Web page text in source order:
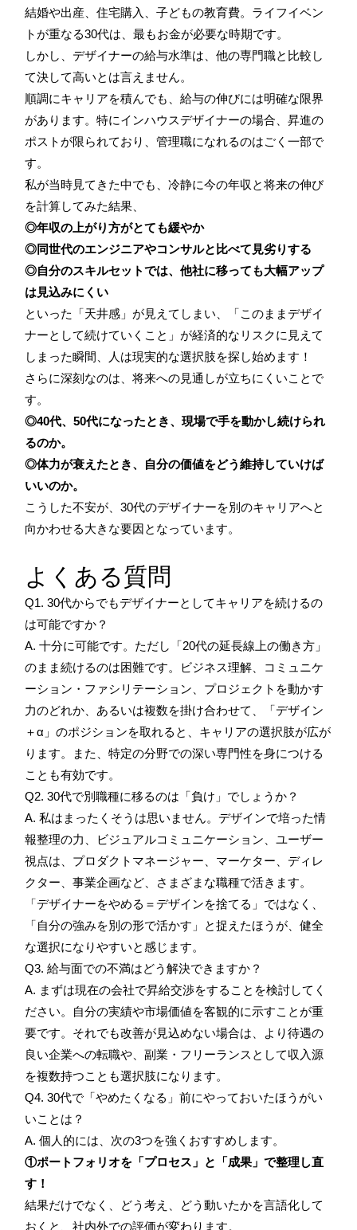
結婚や出産、住宅購入、子どもの教育費。ライフイベン
トが重なる30代は、最もお金が必要な時期です。
しかし、デザイナーの給与水準は、他の専門職と比較し
て決して高いとは言えません。
順調にキャリアを積んでも、給与の伸びには明確な限界
があります。特にインハウスデザイナーの場合、昇進の
ポストが限られており、管理職になれるのはごく一部で
す。
私が当時見てきた中でも、冷静に今の年収と将来の伸び
を計算してみた結果、
◎年収の上がり方がとても緩やか
◎同世代のエンジニアやコンサルと比べて見劣りする
◎自分のスキルセットでは、他社に移っても大幅アップ
は見込みにくい
といった「天井感」が見えてしまい、「このままデザイ
ナーとして続けていくこと」が経済的なリスクに見えて
しまった瞬間、人は現実的な選択肢を探し始めます！
さらに深刻なのは、将来への見通しが立ちにくいことで
す。
◎40代、50代になったとき、現場で手を動かし続けられ
るのか。
◎体力が衰えたとき、自分の価値をどう維持していけば
いいのか。
こうした不安が、30代のデザイナーを別のキャリアへと
向かわせる大きな要因となっています。
よくある質問
Q1. 30代からでもデザイナーとしてキャリアを続けるの
は可能ですか？
A. 十分に可能です。ただし「20代の延長線上の働き方」
のまま続けるのは困難です。ビジネス理解、コミュニケ
ーション・ファシリテーション、プロジェクトを動かす
力のどれか、あるいは複数を掛け合わせて、「デザイン
＋α」のポジションを取れると、キャリアの選択肢が広が
ります。また、特定の分野での深い専門性を身につける
ことも有効です。
Q2. 30代で別職種に移るのは「負け」でしょうか？
A. 私はまったくそうは思いません。デザインで培った情
報整理の力、ビジュアルコミュニケーション、ユーザー
視点は、プロダクトマネージャー、マーケター、ディレ
クター、事業企画など、さまざまな職種で活きます。
「デザイナーをやめる＝デザインを捨てる」ではなく、
「自分の強みを別の形で活かす」と捉えたほうが、健全
な選択になりやすいと感じます。
Q3. 給与面での不満はどう解決できますか？
A. まずは現在の会社で昇給交渉をすることを検討してく
ださい。自分の実績や市場価値を客観的に示すことが重
要です。それでも改善が見込めない場合は、より待遇の
良い企業への転職や、副業・フリーランスとして収入源
を複数持つことも選択肢になります。
Q4. 30代で「やめたくなる」前にやっておいたほうがい
いことは？
A. 個人的には、次の3つを強くおすすめします。
①ポートフォリオを「プロセス」と「成果」で整理し直
す！
結果だけでなく、どう考え、どう動いたかを言語化して
おくと、社内外での評価が変わります。